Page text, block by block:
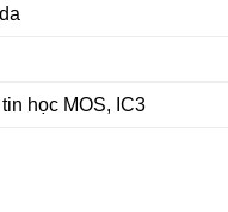
học MOS, IC3